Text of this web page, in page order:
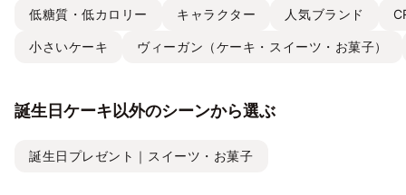
低糖質・低カロリー キャラクター 人気ブランド
小さいケーキ ヴィーガン（ケーキ・スイーツ・お菓子）
誕生日ケーキ以外のシーンから選ぶ
誕生日プレゼント｜スイーツ・お菓子